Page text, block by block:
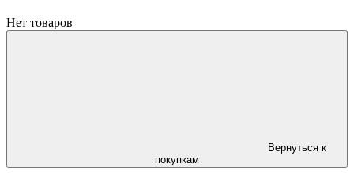
Нет товаров
Вернуться к
покупкам